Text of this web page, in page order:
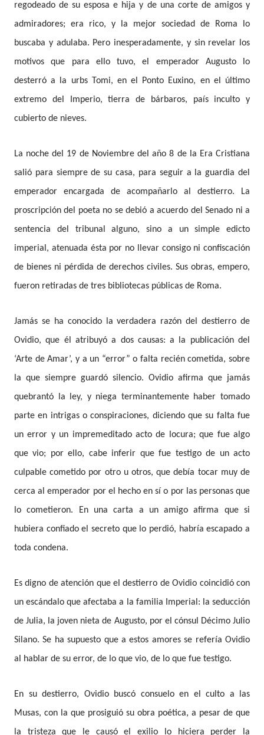
regodeado de su esposa e hija y de una corte de amigos y
admiradores; era rico, y la mejor sociedad de Roma lo
buscaba y adulaba. Pero inesperadamente, y sin revelar los
motivos que para ello tuvo, el emperador Augusto lo
desterró a la urbs Tomi, en el Ponto Euxino, en el último
extremo del Imperio, tierra de bárbaros, país inculto y
cubierto de nieves.
La noche del 19 de Noviembre del año 8 de la Era Cristiana
salió para siempre de su casa, para seguir a la guardia del
emperador encargada de acompañarlo al destierro. La
proscripción del poeta no se debió a acuerdo del Senado ni a
sentencia del tribunal alguno, sino a un simple edicto
imperial, atenuada ésta por no llevar consigo ni confiscación
de bienes ni pérdida de derechos civiles. Sus obras, empero,
fueron retiradas de tres bibliotecas públicas de Roma.
Jamás se ha conocido la verdadera razón del destierro de
Ovidio, que él atribuyó a dos causas: a la publicación del
‘Arte de Amar’, y a un “error” o falta recién cometida, sobre
la que siempre guardó silencio. Ovidio afirma que jamás
quebrantó la ley, y niega terminantemente haber tomado
parte en intrigas o conspiraciones, diciendo que su falta fue
un error y un impremeditado acto de locura; que fue algo
que vio; por ello, cabe inferir que fue testigo de un acto
culpable cometido por otro u otros, que debía tocar muy de
cerca al emperador por el hecho en sí o por las personas que
lo cometieron. En una carta a un amigo afirma que si
hubiera confiado el secreto que lo perdió, habría escapado a
toda condena.
Es digno de atención que el destierro de Ovidio coincidió con
un escándalo que afectaba a la familia Imperial: la seducción
de Julia, la joven nieta de Augusto, por el cónsul Décimo Julio
Silano. Se ha supuesto que a estos amores se refería Ovidio
al hablar de su error, de lo que vio, de lo que fue testigo.
En su destierro, Ovidio buscó consuelo en el culto a las
Musas, con la que prosiguió su obra poética, a pesar de que
la tristeza que le causó el exilio lo hiciera perder la